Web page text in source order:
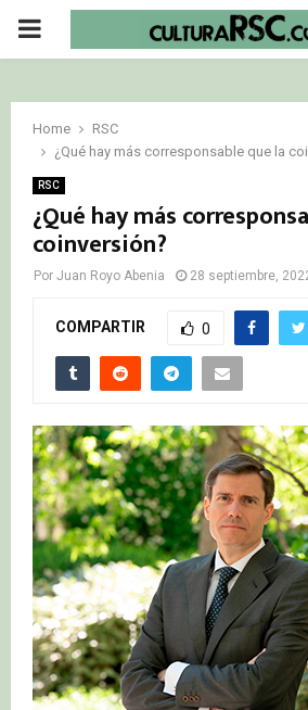
PRIMARY
Home
RSC
¿Qué hay más corresponsable que la
RSC
¿Qué hay más
coinversión?
Por Juan Royo Abenia 28 septiembre,
COMPARTIR 0